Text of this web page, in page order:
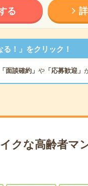
る
！」をクリック！
「面談確約」 や「応募歓迎」
クな高齢者マ